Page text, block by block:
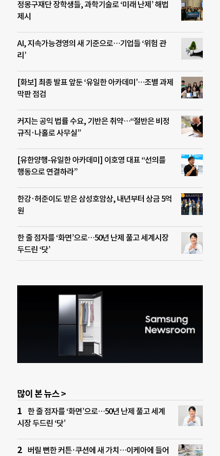
정몽구재단 장학생들, 과학기술로 ‘미래 난제’ 해법
제시
AI, 지속가능경영의 새 기준으로…기업들 ‘위험 관
리’
[화보] 최종 발표 앞둔 ‘유일한 아카데미’…조별 과제
막판 점검
커지는 공익 법률 수요, 기반은 취약…“절반은 비정
규직·나홀로 사무실”
[유한양행-유일한 아카데미] 이호영 대표 “선의를
행동으로 연결하라”
한강·허준이도 받은 삼성호암상, 내년부터 상금 5억
원
한 줄 점자를 ‘화면’으로…50년 난제 풀고 세계시장
두드린 ‘닷’
많이 본 뉴스 >
한 줄 점자를 ‘화면’으로…50년 난제 풀고 세계
시장 두드린 ‘닷’
버릴 뻔한 커튼·쿠션에 새 가치…이케아에 들어